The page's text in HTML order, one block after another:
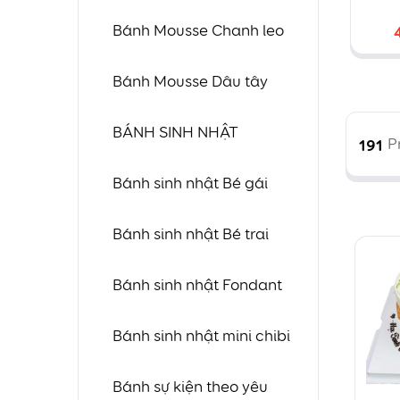
191
Bánh Mousse Chanh leo
Bánh Mousse Dâu tây
BÁNH SINH NHẬT
Bánh sinh nhật Bé gái
Bánh sinh nhật Bé trai
Bánh sinh nhật Fondant
Bánh sinh nhật mini chibi
Bánh sự kiện theo yêu